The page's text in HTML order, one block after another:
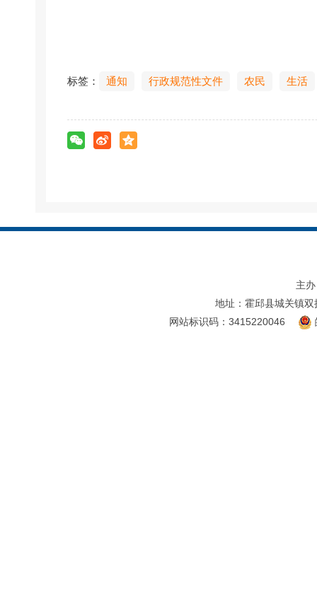
标签： 通知 行政规范性文件 农民 生活
主
地址：霍邱县城关镇双
网站标识码：3415220046